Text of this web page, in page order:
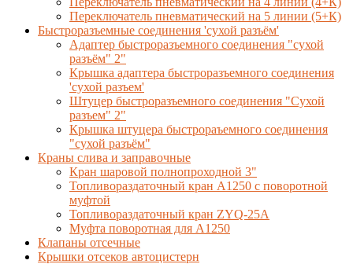
Переключатель пневматический на 5 линии (5+К)
Быстроразъемные соединения 'сухой разъём'
Адаптер быстроразъемного соединения "сухой
разъём" 2"
Крышка адаптера быстроразъемного соединения
'сухой разъем'
Штуцер быстроразъемного соединения "Сухой
разъем" 2"
Крышка штуцера быстрораъемного соединения
"сухой разъём"
Краны слива и заправочные
Кран шаровой полнопроходной 3"
Топливораздаточный кран A1250 с поворотной
муфтой
Топливораздаточный кран ZYQ-25A
Муфта поворотная для А1250
Клапаны отсечные
Крышки отсеков автоцистерн